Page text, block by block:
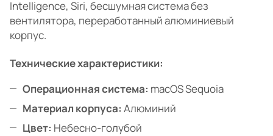
Intelligence, Siri, бесшумная система без
вентилятора, переработанный алюминиевый
корпус.
Технические характеристики:
Операционная система: macOS Sequoia
Материал корпуса: Алюминий
Цвет: Небесно-голубой